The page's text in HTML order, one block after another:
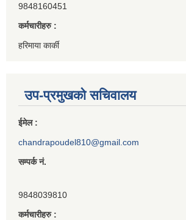
9848160451
कर्मचारीहरु :
हरिमाया कार्की
उप-प्रमुखको सचिवालय
ईमेल :
chandrapoudel810@gmail.com
सम्पर्क नं.
9848039810
कर्मचारीहरु :